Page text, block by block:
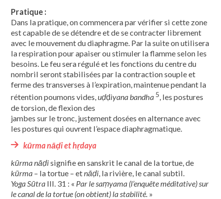
Pratique :
Dans la pratique, on commencera par vérifier si cette zone
est capable de se détendre et de se contracter librement
avec le mouvement du diaphragme. Par la suite on utilisera
la respiration pour apaiser ou stimuler la flamme selon les
besoins. Le feu sera régulé et les fonctions du centre du
nombril seront stabilisées par la contraction souple et
ferme des transverses à l’expiration, maintenue pendant la
rétention poumons vides,uḍḍìyana bandha 5, les postures
de torsion, de flexion des
jambes sur le tronc, justement dosées en alternance avec
les postures qui ouvrent l’espace diaphragmatique.
kūrma nāḍi et hṛdaya
kūrma nāḍisignifie en sanskrit le canal de la tortue, de
kūrma – la tortue – etnāḍi, la rivière, le canal subtil.
Yoga Sūtra III. 31 : « Par le saṃyama (l’enquête méditative) sur
le canal de la tortue (on obtient) la stabilité. »